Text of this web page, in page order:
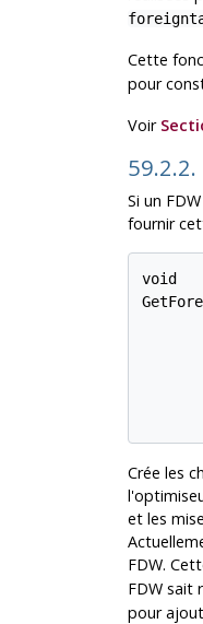
Cette
pour
Voir
Si un
fournir
void
Crée les
et les
FDW.
FDW sait
pour